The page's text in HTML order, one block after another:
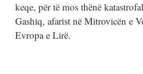
keqe, për të mos thënë
Gashiq, afarist në Mitrovicën e
Evropa e Lirë.